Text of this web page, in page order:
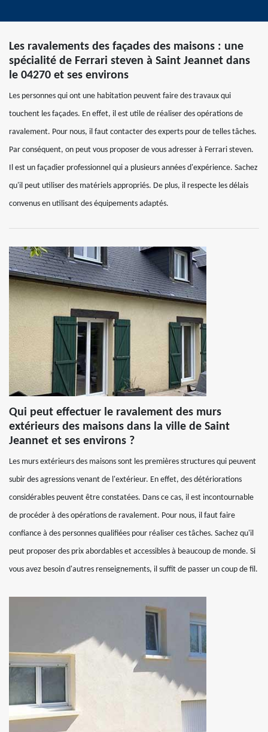
Les ravalements des façades des maisons : une
spécialité de Ferrari steven à Saint Jeannet dans
le 04270 et ses environs
Les personnes qui ont une habitation peuvent faire des travaux qui
touchent les façades. En effet, il est utile de réaliser des opérations de
ravalement. Pour nous, il faut contacter des experts pour de telles tâches.
Par conséquent, on peut vous proposer de vous adresser à Ferrari steven.
Il est un façadier professionnel qui a plusieurs années d'expérience. Sachez
qu'il peut utiliser des matériels appropriés. De plus, il respecte les délais
convenus en utilisant des équipements adaptés.
Qui peut effectuer le ravalement des murs
extérieurs des maisons dans la ville de Saint
Jeannet et ses environs ?
Les murs extérieurs des maisons sont les premières structures qui peuvent
subir des agressions venant de l'extérieur. En effet, des détériorations
considérables peuvent être constatées. Dans ce cas, il est incontournable
de procéder à des opérations de ravalement. Pour nous, il faut faire
confiance à des personnes qualifiées pour réaliser ces tâches. Sachez qu'il
peut proposer des prix abordables et accessibles à beaucoup de monde. Si
vous avez besoin d'autres renseignements, il suffit de passer un coup de fil.